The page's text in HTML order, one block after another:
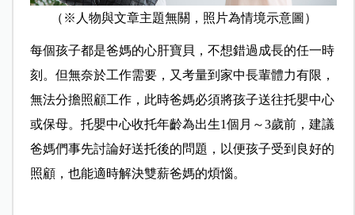
（※ 人物與文章主題無關，照片為情境示意圖）
每個孩子都是爸媽的心肝寶貝，不想錯過成長的任一時
刻。但無奈於工作需要，又考量到家中長輩體力有限，
無法分擔照顧工作，此時爸媽必須將孩子送往托嬰中心
或保母。托嬰中心收托年齡為出生1個月～3歲前，建議
爸媽們事先討論好送托後的問題，以便孩子受到良好的
照顧，也能適時解決雙薪爸媽的煩惱。